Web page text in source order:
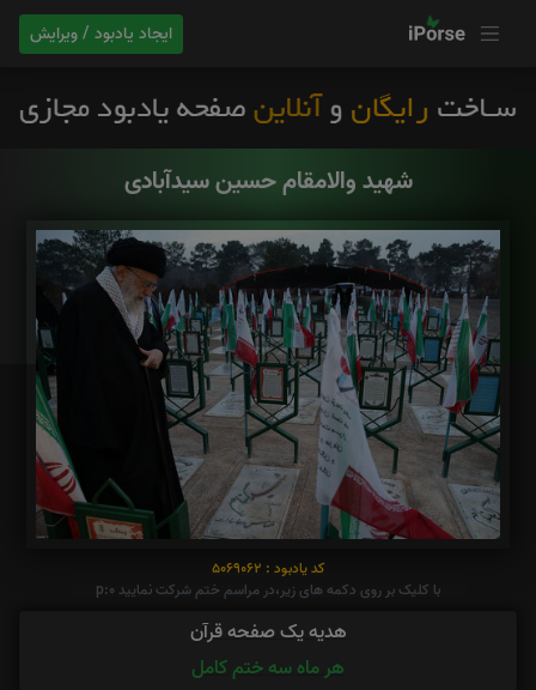
ایجاد یادبود / ویرایش
شهید والامقام حسین سیدآبادی
کد یادبود : 5069062
با کلیک بر روی دکمه های زیر،در مراسم ختم شرکت نمایید p:0
هدیه یک صفحه قرآن
هر ماه سه ختم کامل